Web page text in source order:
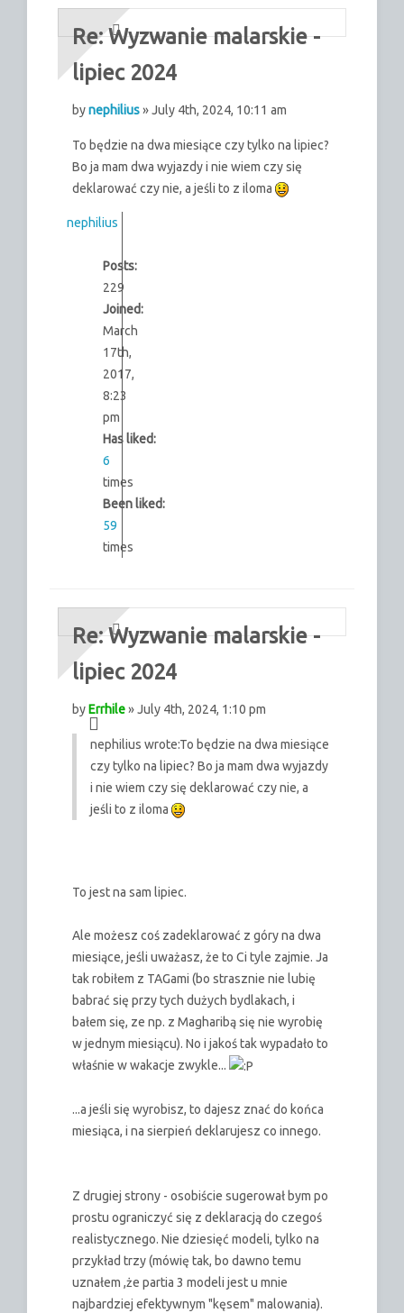
Re: Wyzwanie malarskie -
lipiec 2024
bynephilius» July 4th, 2024, 10:11 am
To będzie na dwa miesiące czy tylko na lipiec?
Bo ja mam dwa wyjazdy i nie wiem czy się
deklarować czy nie, a jeśli to z iloma
nephilius
Posts:
229
Joined:
March
17th,
2017,
8:23
pm
Has liked:
6
times
Been liked:
59
times
Re: Wyzwanie malarskie -
lipiec 2024
byErrhile» July 4th, 2024, 1:10 pm
nephilius wrote:To będzie na dwa miesiące
czy tylko na lipiec? Bo ja mam dwa wyjazdy
i nie wiem czy się deklarować czy nie, a
jeśli to z iloma
To jest na sam lipiec.
Ale możesz coś zadeklarować z góry na dwa
miesiące, jeśli uważasz, że to Ci tyle zajmie. Ja
tak robiłem z TAGami (bo strasznie nie lubię
babrać się przy tych dużych bydlakach, i
bałem się, ze np. z Magharibą się nie wyrobię
w jednym miesiącu). No i jakoś tak wypadało to
właśnie w wakacje zwykle...
...a jeśli się wyrobisz, to dajesz znać do końca
miesiąca, i na sierpień deklarujesz co innego.
Z drugiej strony - osobiście sugerował bym po
prostu ograniczyć się z deklaracją do czegoś
realistycznego. Nie dziesięć modeli, tylko na
przykład trzy (mówię tak, bo dawno temu
uznałem ,że partia 3 modeli jest u mnie
najbardziej efektywnym "kęsem" malowania).